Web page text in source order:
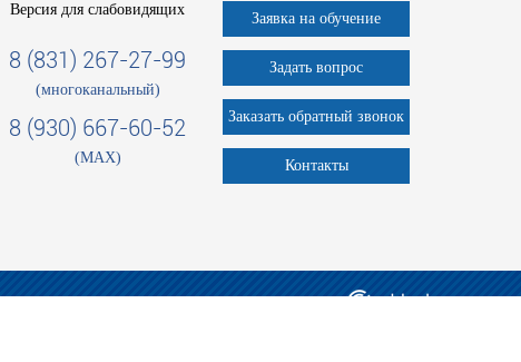
Версия для слабовидящих
8 (831) 267-27-99
(многоканальный)
8 (930) 667-60-52
(MAX)
Заявка на обучение
Задать вопрос
Заказать обратный звонок
Контакты